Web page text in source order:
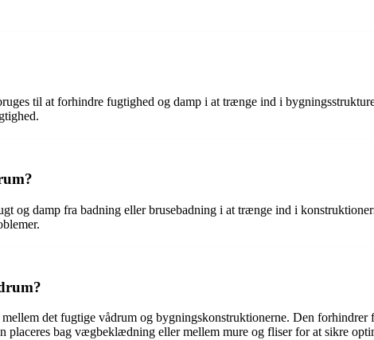
til at forhindre fugtighed og damp i at trænge ind i
og damp fra badning eller brusebadning i at trænge ind i
det fugtige vådrum og bygningskonstruktionerne. Den
placeres bag vægbeklædning eller mellem mure og fliser for at sikre